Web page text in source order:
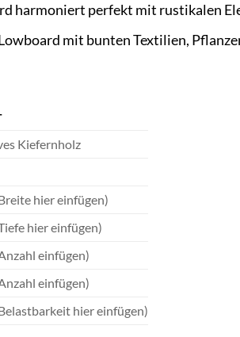
harmoniert perfekt mit rustikalen
mit bunten Textilien,
Kiefernholz
hier einfügen)
hier einfügen)
einfügen)
einfügen)
hier einfügen)